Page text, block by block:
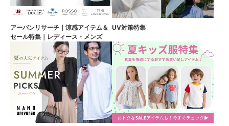
アーバンリサーチ｜涼感アイテム＆
セール特集｜レディース・メンズ
UV対策特集